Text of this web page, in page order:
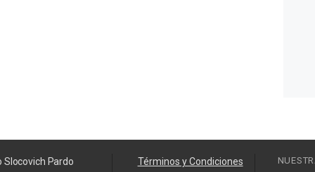
Slocovich Pardo Términos y Condiciones